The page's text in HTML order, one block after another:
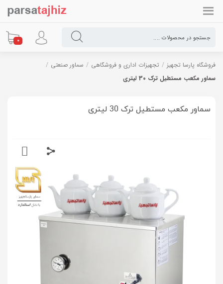
0
فروشگاه پارسا تجهیز / تجهیزات اداری و فروشگاهی / سماور صنعتی /
سماور مکعب مستطیل ترک 30 لیتری
سماور مکعب مستطیل ترک 30 لیتری